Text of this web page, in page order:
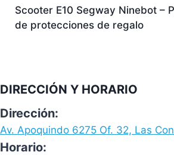
Scooter E10 Segway Ninebot –
de protecciones de regalo
DIRECCIÓN Y HORARIO
Dirección:
Av. Apoquindo 6275 Of. 32, Las
Horario: